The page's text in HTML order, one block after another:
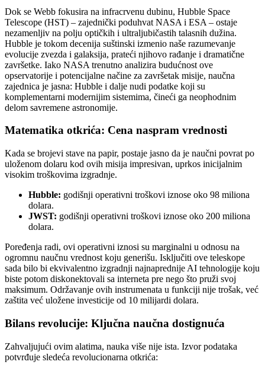
Dok se Webb fokusira na infracrvenu dubinu, Hubble Space
Telescope (HST) – zajednički poduhvat NASA i ESA – ostaje
nezamenljiv na polju optičkih i ultraljubičastih talasnih dužina.
Hubble je tokom decenija suštinski izmenio naše razumevanje
evolucije zvezda i galaksija, prateći njihovo rađanje i dramatične
završetke. Iako NASA trenutno analizira budućnost ove
opservatorije i potencijalne načine za završetak misije, naučna
zajednica je jasna: Hubble i dalje nudi podatke koji su
komplementarni modernijim sistemima, čineći ga neophodnim
delom savremene astronomije.
Matematika otkrića: Cena naspram vrednosti
Kada se brojevi stave na papir, postaje jasno da je naučni povrat po
uloženom dolaru kod ovih misija impresivan, uprkos inicijalnim
visokim troškovima izgradnje.
Hubble: godišnji operativni troškovi iznose oko 98 miliona
dolara.
JWST: godišnji operativni troškovi iznose oko 200 miliona
dolara.
Poređenja radi, ovi operativni iznosi su marginalni u odnosu na
ogromnu naučnu vrednost koju generišu. Isključiti ove teleskope
sada bilo bi ekvivalentno izgradnji najnaprednije AI tehnologije koju
biste potom diskonektovali sa interneta pre nego što pruži svoj
maksimum. Održavanje ovih instrumenata u funkciji nije trošak, već
zaštita već uložene investicije od 10 milijardi dolara.
Bilans revolucije: Ključna naučna dostignuća
Zahvaljujući ovim alatima, nauka više nije ista. Izvor podataka
potvrđuje sledeća revolucionarna otkrića: